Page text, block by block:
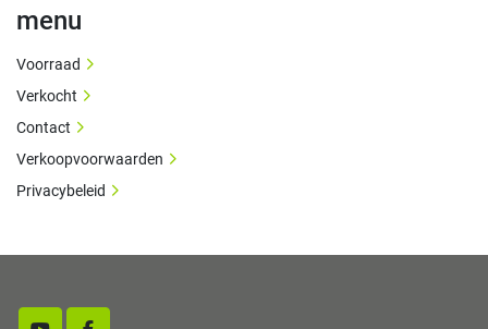
menu
Voorraad
Verkocht
Contact
Verkoopvoorwaarden
Privacybeleid